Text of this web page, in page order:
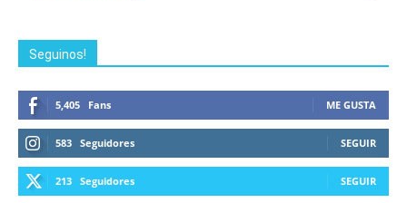
Seguinos!
5,405 Fans ME GUSTA
583 Seguidores SEGUIR
213 Seguidores SEGUIR